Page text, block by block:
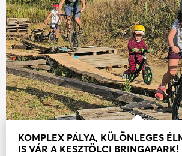
KOMPLEX PÁLYA, KÜLÖNLEGES
IS VÁR A KESZTÖLCI BRINGAPARK!